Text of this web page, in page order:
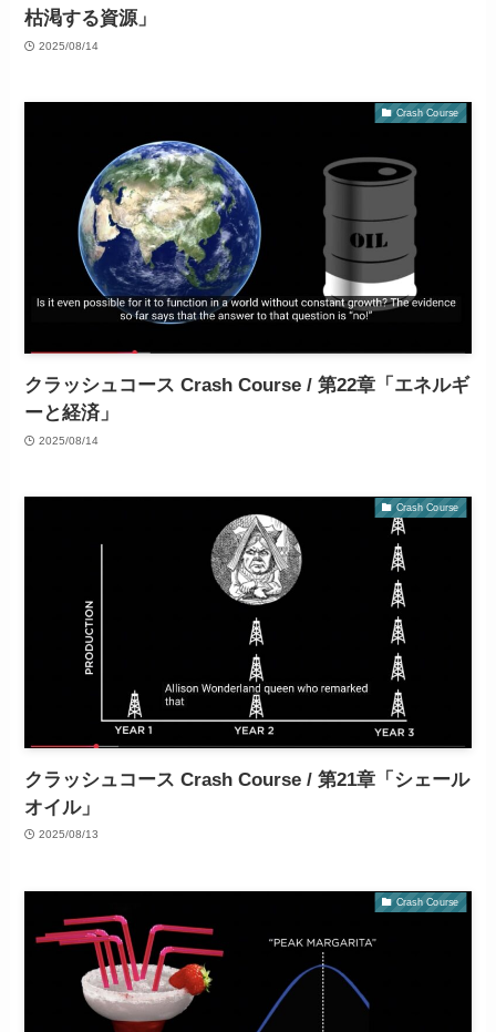
枯渇する資源」
2025/08/14
Crash Course
クラッシュコース Crash Course / 第22章「エネルギ
ーと経済」
2025/08/14
Crash Course
クラッシュコース Crash Course / 第21章「シェール
オイル」
2025/08/13
Crash Course